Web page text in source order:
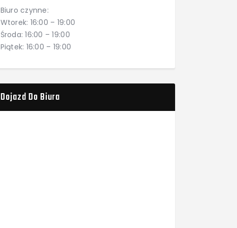
Biuro czynne:
Wtorek: 16:00 – 19:00
Środa: 16:00 – 19:00
Piątek: 16:00 – 19:00
Dojazd Do Biura